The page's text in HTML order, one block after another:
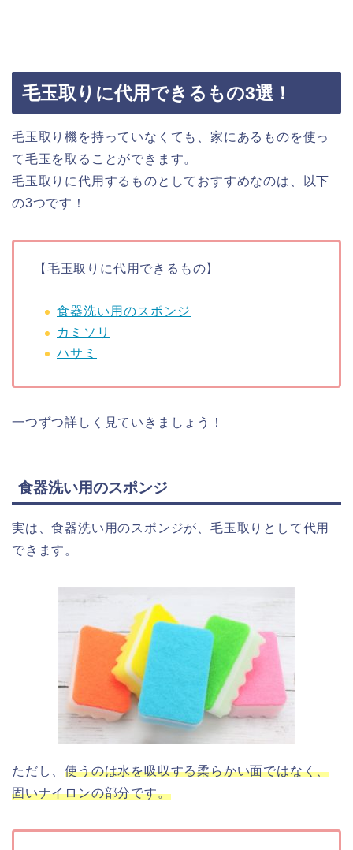
毛玉取りに代用できるもの3選！
毛玉取り機を持っていなくても、家にあるものを使っ
て毛玉を取ることができます。
毛玉取りに代用するものとしておすすめなのは、以下
の3つです！
【毛玉取りに代用できるもの】
食器洗い用のスポンジ
カミソリ
ハサミ
一つずつ詳しく見ていきましょう！
食器洗い用のスポンジ
実は、食器洗い用のスポンジが、毛玉取りとして代用
できます。
ただし、使うのは水を吸収する柔らかい面ではなく、
固いナイロンの部分です。